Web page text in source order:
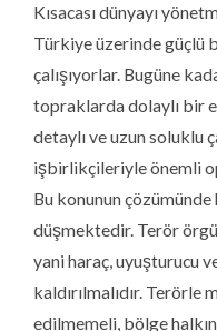
Kısacası dünyayı
Türkiye üzerinde güçlü
çalışıyorlar. Bugüne
topraklarda dolaylı bir
detaylı ve uzun soluklu
işbirlikçileriyle önemli
Bu konunun
düşmektedir. Terör
yani haraç, uyuşturucu
kaldırılmalıdır.
edilmemeli, bölge